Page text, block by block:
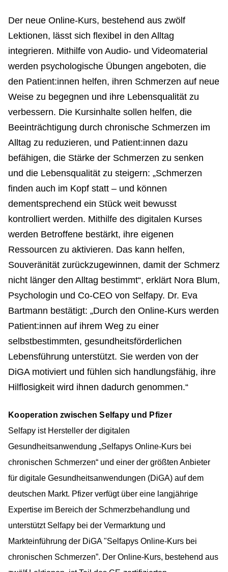
Der neue Online-Kurs, bestehend aus zwölf
Lektionen, lässt sich flexibel in den Alltag
integrieren. Mithilfe von Audio- und Videomaterial
werden psychologische Übungen angeboten, die
den Patient:innen helfen, ihren Schmerzen auf neue
Weise zu begegnen und ihre Lebensqualität zu
verbessern. Die Kursinhalte sollen helfen, die
Beeinträchtigung durch chronische Schmerzen im
Alltag zu reduzieren, und Patient:innen dazu
befähigen, die Stärke der Schmerzen zu senken
und die Lebensqualität zu steigern: „Schmerzen
finden auch im Kopf statt – und können
dementsprechend ein Stück weit bewusst
kontrolliert werden. Mithilfe des digitalen Kurses
werden Betroffene bestärkt, ihre eigenen
Ressourcen zu aktivieren. Das kann helfen,
Souveränität zurückzugewinnen, damit der Schmerz
nicht länger den Alltag bestimmt“, erklärt Nora Blum,
Psychologin und Co-CEO von Selfapy. Dr. Eva
Bartmann bestätigt: „Durch den Online-Kurs werden
Patient:innen auf ihrem Weg zu einer
selbstbestimmten, gesundheitsförderlichen
Lebensführung unterstützt. Sie werden von der
DiGA motiviert und fühlen sich handlungsfähig, ihre
Hilflosigkeit wird ihnen dadurch genommen.“
Kooperation zwischen Selfapy und Pfizer
Selfapy ist Hersteller der digitalen
Gesundheitsanwendung „Selfapys Online-Kurs bei
chronischen Schmerzen“ und einer der größten Anbieter
für digitale Gesundheitsanwendungen (DiGA) auf dem
deutschen Markt. Pfizer verfügt über eine langjährige
Expertise im Bereich der Schmerzbehandlung und
unterstützt Selfapy bei der Vermarktung und
Markteinführung der DiGA "Selfapys Online-Kurs bei
chronischen Schmerzen”. Der Online-Kurs, bestehend aus